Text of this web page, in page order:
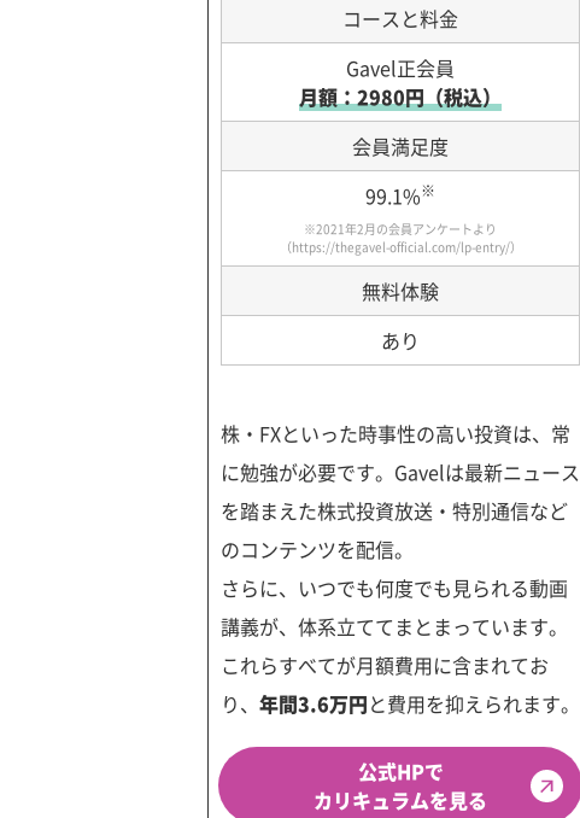
コースと料金
Gavel正会員
月額：2980円（税込）
会員満足度
99.1%※
※2021年2月の会員アンケートより
（https://thegavel-official.com/lp-entry/）
無料体験
あり
株・FXといった時事性の高い投資は、常
に勉強が必要です。Gavelは最新ニュース
を踏まえた株式投資放送・特別通信など
のコンテンツを配信。
さらに、いつでも何度でも見られる動画
講義が、体系立ててまとまっています。
これらすべてが月額費用に含まれてお
り、 年間3.6万円と費用を抑えられます。
公式HPで
カリキュラムを見る